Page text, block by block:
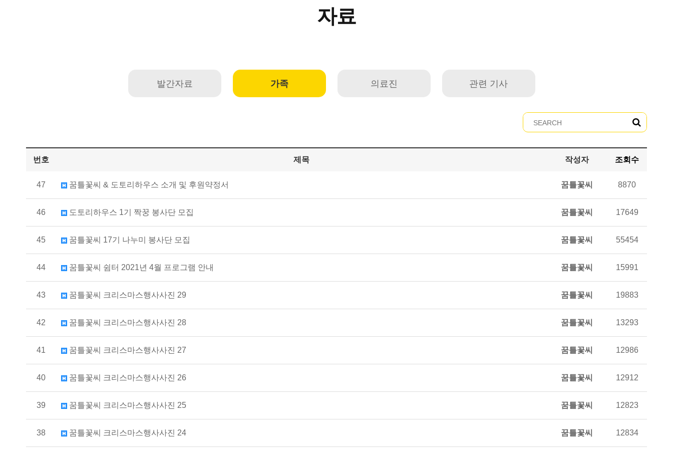
자료
발간자료 가족 의료진 관련 기사
번호 제목 작성자 조회수
47 꿈틀꽃씨 & 도토리하우스 소개 및 후원약정서 꿈틀꽃씨 8870
46 도토리하우스 1기 짝꿍 봉사단 모집 꿈틀꽃씨 17649
45 꿈틀꽃씨 17기 나누미 봉사단 모집 꿈틀꽃씨 55454
44 꿈틀꽃씨 쉼터 2021년 4월 프로그램 안내 꿈틀꽃씨 15991
43 꿈틀꽃씨 크리스마스행사사진 29 꿈틀꽃씨 19883
42 꿈틀꽃씨 크리스마스행사사진 28 꿈틀꽃씨 13293
41 꿈틀꽃씨 크리스마스행사사진 27 꿈틀꽃씨 12986
40 꿈틀꽃씨 크리스마스행사사진 26 꿈틀꽃씨 12912
39 꿈틀꽃씨 크리스마스행사사진 25 꿈틀꽃씨 12823
38 꿈틀꽃씨 크리스마스행사사진 24 꿈틀꽃씨 12834